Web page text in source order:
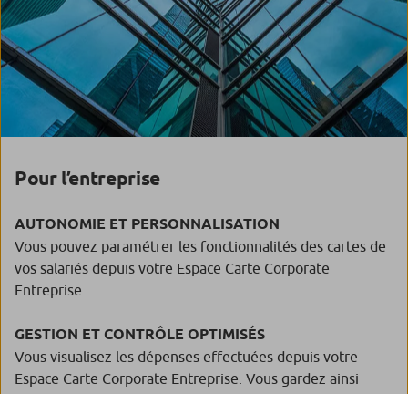
Pour l’entreprise
AUTONOMIE ET PERSONNALISATION
Vous pouvez paramétrer les fonctionnalités des cartes de
vos salariés depuis votre Espace Carte Corporate
Entreprise.
GESTION ET CONTRÔLE OPTIMISÉS
Vous visualisez les dépenses effectuées depuis votre
Espace Carte Corporate Entreprise. Vous gardez ainsi